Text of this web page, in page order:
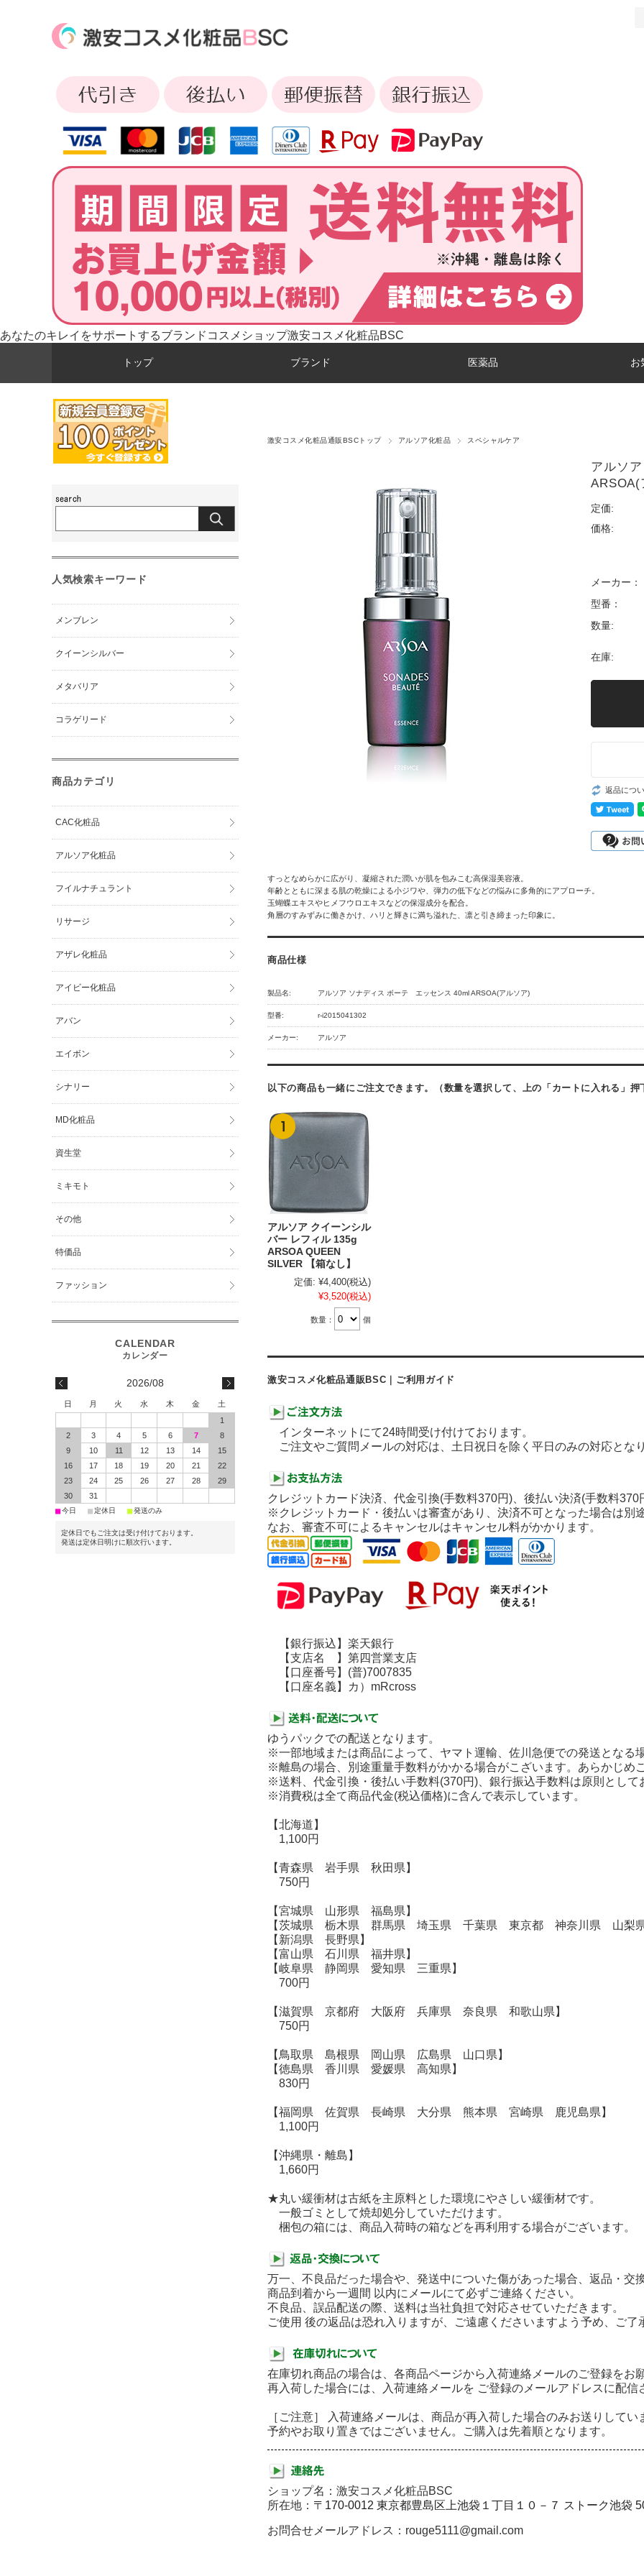
あなたのキレイをサポートするブランドコスメショップ激安コスメ化粧品BSC
トップ ブランド 医薬品 お
激安コスメ化粧品通販BSCトップ アルソア化粧品 スペシャルケア
アルソ
ARSOA(
定価:
価格:
メーカー：
型番：
数量:
在庫:
返品につ
すっとなめらかに広がり、凝縮された潤いが肌を包みこむ高保湿美容液。
年齢とともに深まる肌の乾燥による小ジワや、弾力の低下などの悩みに多角的にアプローチ。
玉蝴蝶エキスやヒメフウロエキスなどの保湿成分を配合。
角層のすみずみに働きかけ、ハリと輝きに満ち溢れた、凛と引き締まった印象に。
商品仕様
製品名: アルソア ソナディス ボーテ エッセンス 40ml ARSOA(アルソア)
型番: r-i2015041302
メーカー: アルソア
以下の商品も一緒にご注文できます。（数量を選択して、上の「カートに入れる」押
アルソア クイーンシル
バー レフィル 135g
ARSOA QUEEN
SILVER 【箱なし】
定価: ¥4,400(税込)
¥3,520(税込)
数量： 個
激安コスメ化粧品通販BSC｜ご利用ガイド
インターネットにて24時間受け付けております。
ご注文やご質問メールの対応は、土日祝日を除く平日のみの対応とな
クレジットカード決済、代金引換(手数料370円)、後払い決済(手数料
※クレジットカード・後払いは審査があり、決済不可となった場合は別
なお、審査不可によるキャンセルはキャンセル料がかかります。
【銀行振込】楽天銀行
【支店名 】第四営業支店
【口座番号】(普)7007835
【口座名義】カ）mRcross
ゆうパックでの配送となります。
※一部地域または商品によって、ヤマト運輸、佐川急便での発送となる
※離島の場合、別途重量手数料がかかる場合がこざいます。あらかじめ
※送料、代金引換・後払い手数料(370円)、銀行振込手数料は原則とし
※消費税は全て商品代金(税込価格)に含んで表示しています。
【北海道】
1,100円
【青森県 岩手県 秋田県】
750円
【宮城県 山形県 福島県】
【茨城県 栃木県 群馬県 埼玉県 千葉県 東京都 神奈川県 山梨
【新潟県 長野県】
【富山県 石川県 福井県】
【岐阜県 静岡県 愛知県 三重県】
700円
【滋賀県 京都府 大阪府 兵庫県 奈良県 和歌山県】
750円
【鳥取県 島根県 岡山県 広島県 山口県】
【徳島県 香川県 愛媛県 高知県】
830円
【福岡県 佐賀県 長崎県 大分県 熊本県 宮崎県 鹿児島県】
1,100円
【沖縄県・離島】
1,660円
★丸い緩衝材は古紙を主原料とした環境にやさしい緩衝材です。
一般ゴミとして焼却処分していただけます。
梱包の箱には、商品入荷時の箱などを再利用する場合がございます。
万一、不良品だった場合や、発送中についた傷があった場合、返品・交
商品到着から一週間 以内にメールにて必ずご連絡ください。
不良品、誤品配送の際、送料は当社負担で対応させていただきます。
ご使用 後の返品は恐れ入りますが、ご遠慮くださいますよう予め、ご了
在庫切れ商品の場合は、各商品ページから入荷連絡メールのご登録をお
再入荷した場合には、入荷連絡メールを ご登録のメールアドレスに配信
［ご注意］ 入荷連絡メールは、商品が再入荷した場合のみお送りしてい
予約やお取り置きではございません。ご購入は先着順となります。
ショップ名：激安コスメ化粧品BSC
所在地： 〒170-0012 東京都豊島区上池袋１丁目１０－７ ストーク池袋
お問合せメールアドレス：rouge5111@gmail.com
人気検索キーワード
メンブレン
クイーンシルバー
メタバリア
コラゲリード
商品カテゴリ
CAC化粧品
アルソア化粧品
フイルナチュラント
リサージ
アザレ化粧品
アイビー化粧品
アバン
エイボン
シナリー
MD化粧品
資生堂
ミキモト
その他
特価品
ファッション
2026/08
日 月 火 水 木 金
土
1
2
3 4 5 6 7
8
9
10 11 12 13 14
15
16
17 18 19 20 21
22
23
24 25 26 27 28
29
30
31
■今日 ■定休日 ■発送のみ
定休日でもご注文は受け付けております。
発送は定休日明けに順次行います。